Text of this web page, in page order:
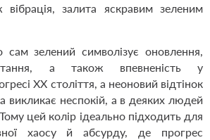
залита яскравим зеленим
зелений символізує оновлення,
а також впевненість у
ХХ століття, а неоновий відтінок
викликає неспокій, а в деяких людей
цей колір ідеально підходить для
хаосу й абсурду, де прогрес